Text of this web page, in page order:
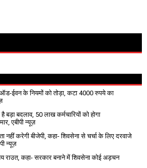
ऑड-ईवन के नियमों को तोड़ा, कटा 4000 रुपये का
बड़ा बदलाव, 50 लाख कर्मचारियों को होगा
एबीपी न्यूज़
नहीं करेगी बीजेपी, कहा- शिवसेना से चर्चा के लिए दरवाजे
न्यूज़
राउत, कहा- सरकार बनाने में शिवसेना कोई अड़चन